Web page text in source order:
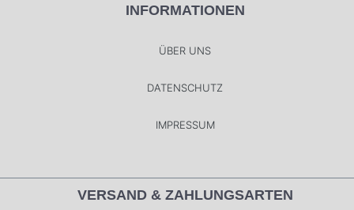
INFORMATIONEN
ÜBER UNS
DATENSCHUTZ
IMPRESSUM
VERSAND & ZAHLUNGSARTEN